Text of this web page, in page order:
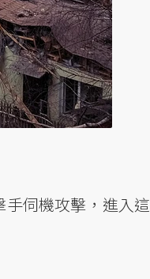
伺機攻擊，進入這